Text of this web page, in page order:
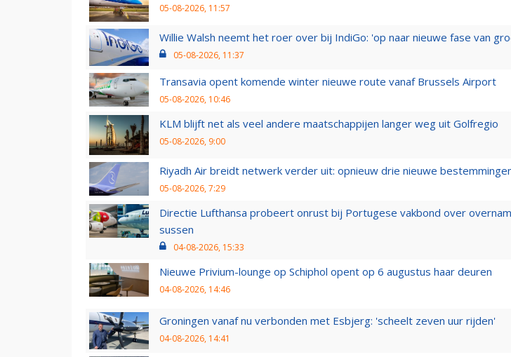
05-08-2026, 11:57
Willie Walsh neemt het roer over bij IndiGo: 'op naar nieuwe fase van
05-08-2026, 11:37
Transavia opent komende winter nieuwe route vanaf Brussels Airport
05-08-2026, 10:46
KLM blijft net als veel andere maatschappijen langer weg uit Golfregio
05-08-2026, 9:00
Riyadh Air breidt netwerk verder uit: opnieuw drie nieuwe
05-08-2026, 7:29
Directie Lufthansa probeert onrust bij Portugese vakbond over
sussen
04-08-2026, 15:33
Nieuwe Privium-lounge op Schiphol opent op 6 augustus haar deuren
04-08-2026, 14:46
Groningen vanaf nu verbonden met Esbjerg: 'scheelt zeven uur rijden'
04-08-2026, 14:41